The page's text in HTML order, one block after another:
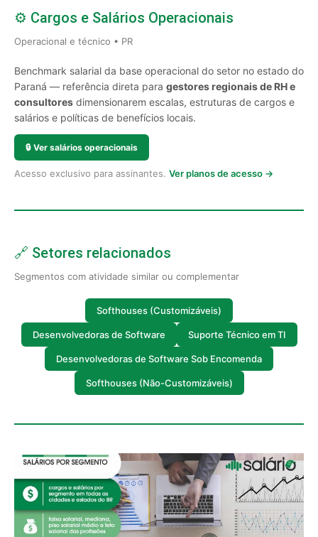
⚙️ Cargos e Salários Operacionais
Operacional e técnico • PR
Benchmark salarial da base operacional do setor no estado do
Paraná — referência direta para gestores regionais de RH e
consultores dimensionarem escalas, estruturas de cargos e
salários e políticas de benefícios locais.
🔒 Ver salários operacionais
Acesso exclusivo para assinantes. Ver planos de acesso →
🔗 Setores relacionados
Segmentos com atividade similar ou complementar
Softhouses (Customizáveis)
Desenvolvedoras de Software Suporte Técnico em TI
Desenvolvedoras de Software Sob Encomenda
Softhouses (Não-Customizáveis)